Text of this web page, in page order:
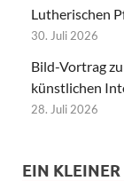
Lutherischen
30. Juli 2026
Bild-Vortrag
künstlichen
28. Juli 2026
EIN